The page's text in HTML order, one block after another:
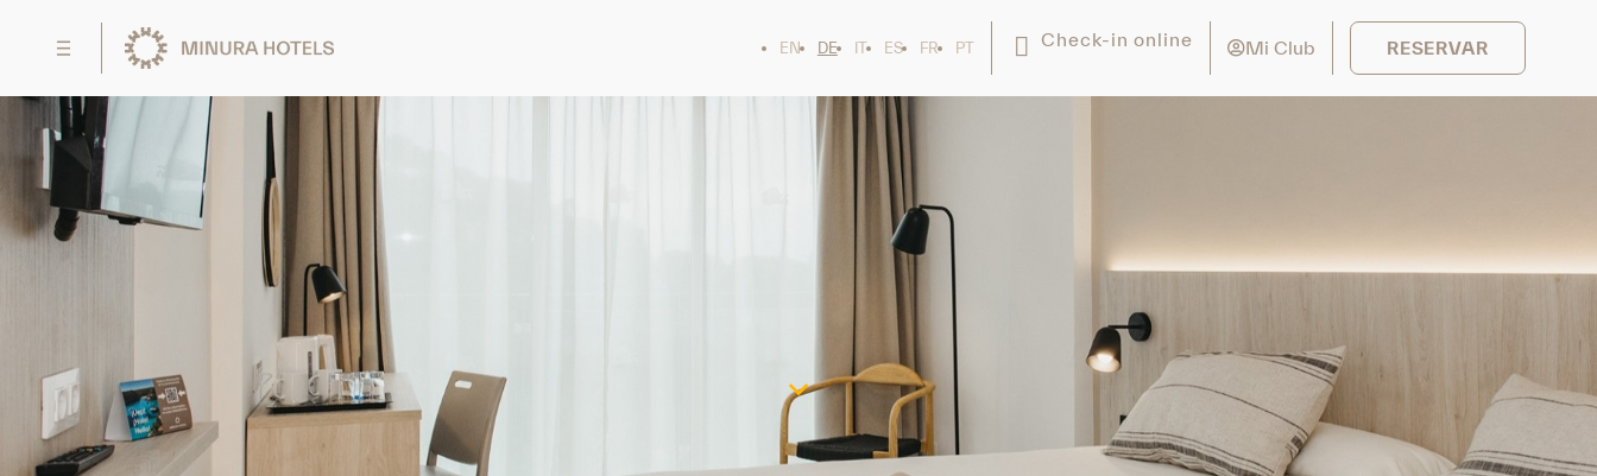
EN DE IT ES FR PT Check-in online Mi Club RESERVAR